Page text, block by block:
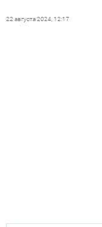
22 августа 2024, 12:17